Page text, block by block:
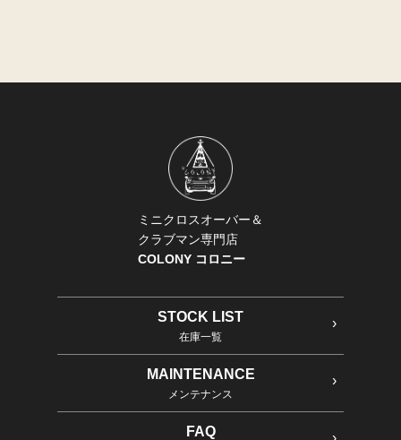
ミニクロスオーバー＆
クラブマン専門店
COLONY コロニー
STOCK LIST
在庫一覧
MAINTENANCE
メンテナンス
FAQ